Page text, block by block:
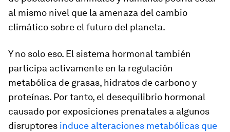
al mismo nivel que la amenaza del cambio
climático sobre el futuro del planeta.
Y no solo eso. El sistema hormonal también
participa activamente en la regulación
metabólica de grasas, hidratos de carbono y
proteínas. Por tanto, el desequilibrio hormonal
causado por exposiciones prenatales a algunos
disruptores induce alteraciones metabólicas que